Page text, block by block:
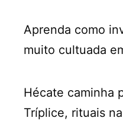
Aprenda como
muito cultuada
Hécate caminha
Tríplice, rituais